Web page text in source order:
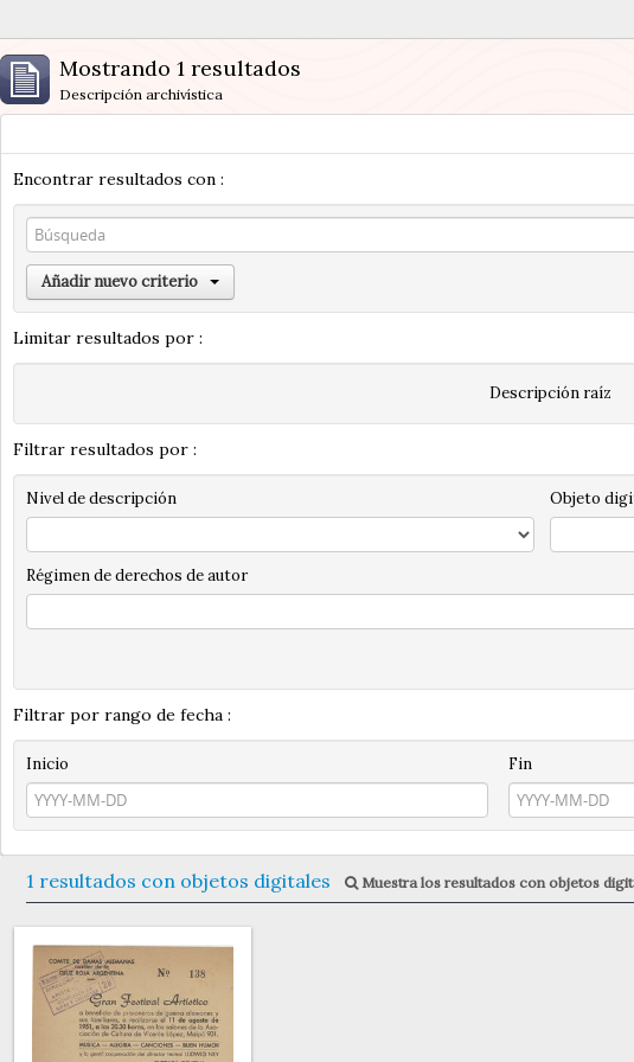
Mostrando 1 resultados
Descripción archivística
Encontrar resultados con :
Añadir nuevo criterio
Limitar resultados por :
Descripción raíz
Filtrar resultados por :
Nivel de descripción Objeto
Régimen de derechos de autor
Filtrar por rango de fecha :
Inicio
Fin
1 resultados con objetos digitales Muestra los resultados con objetos